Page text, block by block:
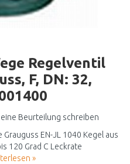
Regelventil
F, DN: 32,
eine Beurteilung schreiben
EN-JL 1040 Kegel aus
120 Grad C Leckrate
»